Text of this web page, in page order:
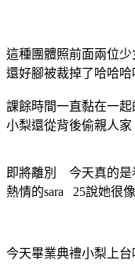
這種團體照前面兩位
還好腳被裁掉了哈哈
課餘時間一直黏在一起
小梨還從背後偷親人家
即將離別 今天真的是
熱情的sara 25說她很
今天畢業典禮小梨上台